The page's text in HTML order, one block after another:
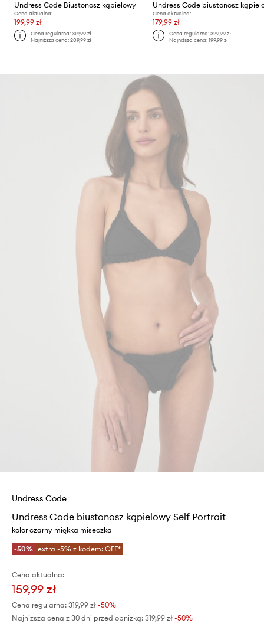
Undress Code Biustonosz kąpielowy
Cena aktualna:
199,99 zł
Cena regularna:319,99 zł
Najniższa cena:209,99 zł
Cena aktualna:
179,99 zł
Cena regularna: 329,99 zł
Najniższa cena: 199,99 zł
Undress Code
Undress Code biustonosz kąpielowy Self Portrait
kolor czarny miękka miseczka
-50% extra -5% z kodem: OFF*
Cena aktualna:
159,99 zł
Cena regularna: 319,99 zł -50%
Najniższa cena z 30 dni przed obniżką: 319,99 zł -50%